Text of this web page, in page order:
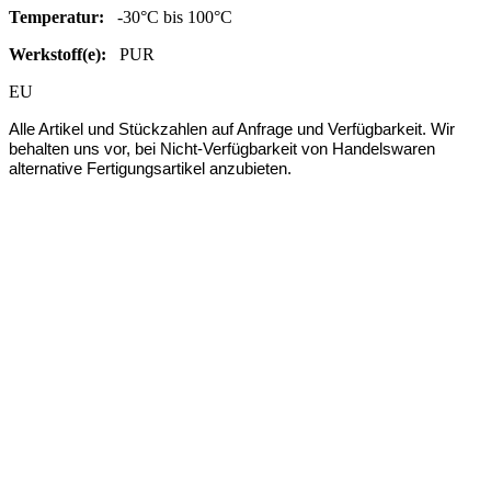
Temperatur: -30°C bis 100°C
Werkstoff(e): PUR
EU
Alle Artikel und Stückzahlen auf Anfrage und Verfügbarkeit. Wir
behalten uns vor, bei Nicht-Verfügbarkeit von Handelswaren
alternative Fertigungsartikel anzubieten.